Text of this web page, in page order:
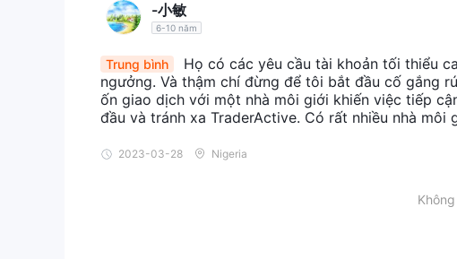
-小敏
6-10 năm
Trung bình
Họ có các yêu cầu tài khoản tối thiểu
ngưởng. Và thậm chí đừng để tôi bắt đầu cố gắng
ốn giao dịch với một nhà môi giới khiến việc tiếp
đầu và tránh xa TraderActive. Có rất nhiều nhà
2023-03-28 Nigeria